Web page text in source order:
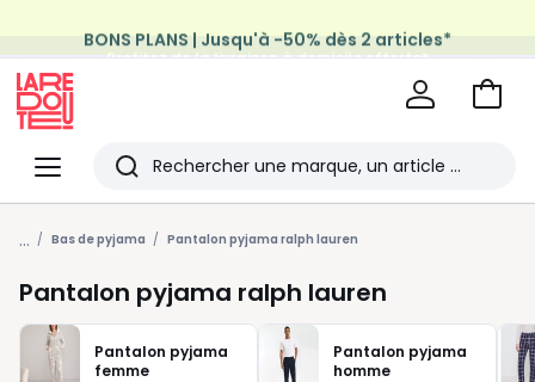
BONS PLANS | Jusqu'à -50% dès 2 articles*
Profitez de la livraison à domicile offerte*
Menu
Redoute
Rechercher
Les
derniers
articles
consultés
Aller
... Bas de pyjama Pantalon pyjama ralph lauren
Pantalon pyjama ralph lauren
Pantalon pyjama
femme
Pantalon pyjama
homme